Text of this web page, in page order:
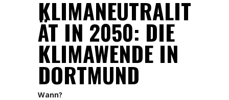
KLIMANEUTRALIT
ÄT IN 2050: DIE
KLIMAWENDE IN
DORTMUND
Wann?